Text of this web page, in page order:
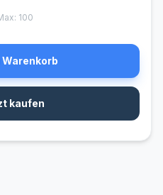
100
Warenkorb
kaufen